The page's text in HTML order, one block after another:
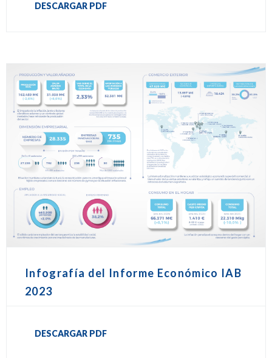
DESCARGAR PDF
Infografía del Informe Económico IAB
2023
DESCARGAR PDF